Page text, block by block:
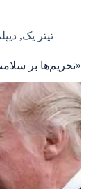
تیتر یک,
«تحریم‌ها بر